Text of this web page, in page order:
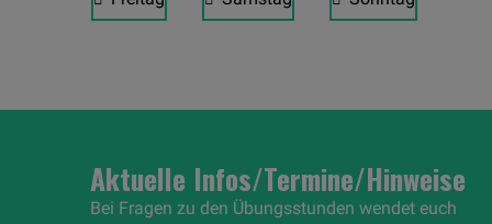
Aktuelle Infos/Termine/Hinweise
Bei Fragen zu den Übungsstunden wendet euch